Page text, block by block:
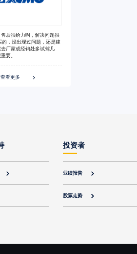
后很给力啊，解决问题很
的，没出现过问题，还是建
厂家或经销处多试驾几
要。
查看更多 

投资者
业绩报告 
股票走势 